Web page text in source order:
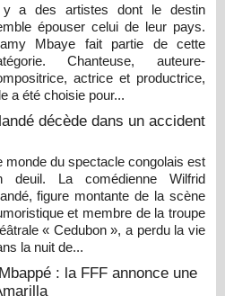
a des artistes dont le destin
épouser celui de leur pays.
Mbaye fait partie de cette
Chanteuse, auteure-
actrice et productrice,
a été choisie pour...
décède dans un accident
monde du spectacle congolais est
deuil. La comédienne Wilfrid
figure montante de la scène
et membre de la troupe
« Cedubon », a perdu la vie
la nuit de...
: la FFF annonce une